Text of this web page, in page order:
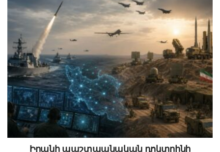
Իրանի պաշտպանական դոկտրինի